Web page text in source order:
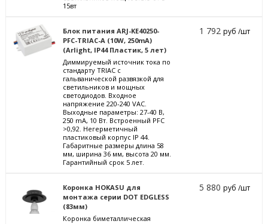
15вт
Блок питания ARJ-KE40250-
PFC-TRIAC-A (10W, 250mA)
(Arlight, IP44 Пластик, 5 лет)
Диммируемый источник тока по
стандарту TRIAC с
гальванической развязкой для
светильников и мощных
светодиодов. Входное
напряжение 220-240 VAC.
Выходные параметры: 27-40 В,
250 mА, 10 Вт. Встроенный PFC
>0,92. Негерметичный
пластиковый корпус IP 44.
Габаритные размеры длина 58
мм, ширина 36 мм, высота 20 мм.
Гарантийный срок 5 лет.
1 792руб /шт
Коронка HOKASU для
монтажа серии DOT EDGLESS
(83мм)
Коронка биметаллическая
5 880руб /шт